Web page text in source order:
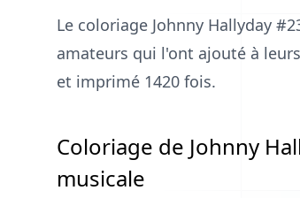
Le coloriage Johnny Hallyday
amateurs qui l'ont ajouté à
et imprimé 1420 fois.
Coloriage de Johnny
musicale